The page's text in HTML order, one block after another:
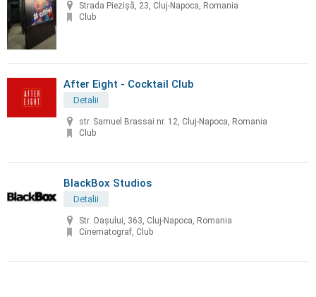
Strada Piezișă, 23, Cluj-Napoca, Romania
Club
After Eight - Cocktail Club
Detalii
str. Samuel Brassai nr. 12, Cluj-Napoca, Romania
Club
BlackBox Studios
Detalii
Str. Oașului, 363, Cluj-Napoca, Romania
Cinematograf, Club